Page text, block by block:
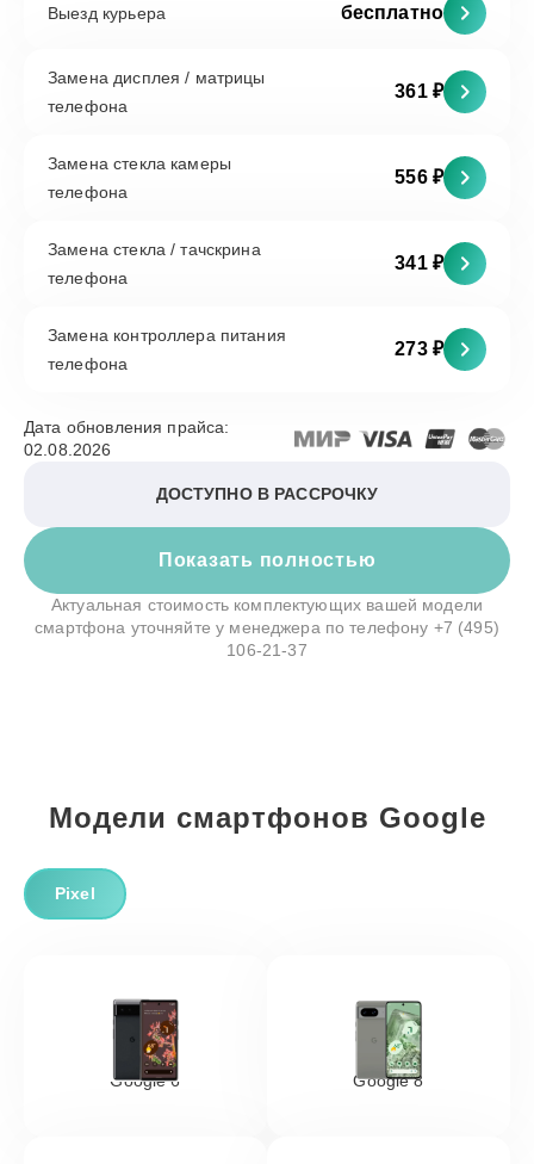
Выезд курьера бесплатно
Замена дисплея / матрицы
телефона
361 ₽
Замена стекла камеры
телефона
556 ₽
Замена стекла / тачскрина
телефона
341 ₽
Замена контроллера питания
телефона
273 ₽
Показать полностью
Дата обновления прайса:
02.08.2026
ДОСТУПНО В РАССРОЧКУ
Актуальная стоимость комплектующих вашей модели
смартфона уточняйте у менеджера по телефону +7 (495)
106-21-37
Модели смартфонов Google
Pixel
Google 6 Google 8